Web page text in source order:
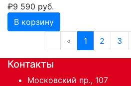
₽9 590 руб.
В корзину
«
1 2 3
Контакты
Московский пр., 107